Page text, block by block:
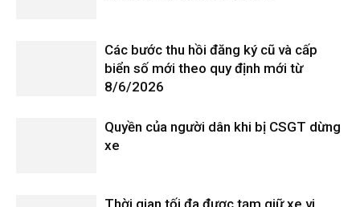
Các bước thu hồi đăng ký cũ và cấp
biển số mới theo quy định mới từ
8/6/2026
Quyền của người dân khi bị CSGT dừng
xe
Thời gian tối đa được tạm giữ xe vi